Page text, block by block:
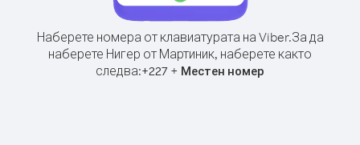
Наберете номера от клавиатурата на Viber.За да
наберете Нигер от Мартиник, наберете както
следва:+227 + Местен номер